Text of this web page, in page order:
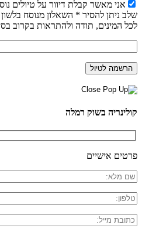
אני מאשר קבלת דיוור על טיולים
שלב ניתן להסיר * השאלון מנוסח
לכל המינים, תודה ולהתראות בקרוב
קולינריה בשוק רמלה
פרטים אישיים